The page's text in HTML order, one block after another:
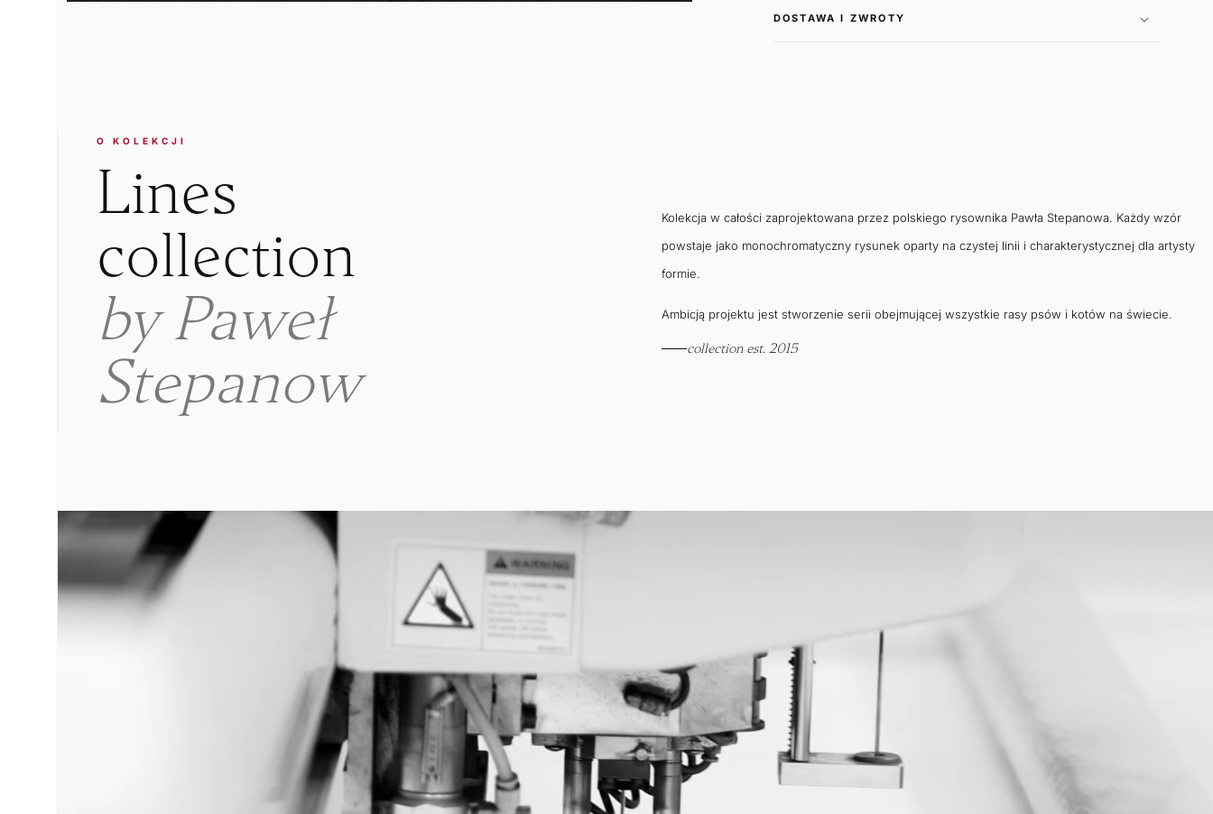
DOSTAWA I ZWROTY
O KOLEKCJI
Lines
collection
by Paweł
Stepanow
Kolekcja w całości zaprojektowana przez polskiego rysownika Pawła Stepanowa. Każdy wzór
powstaje jako monochromatyczny rysunek oparty na czystej linii i charakterystycznej dla artysty
formie.
Ambicją projektu jest stworzenie serii obejmującej wszystkie rasy psów i kotów na świecie.
collection est. 2015